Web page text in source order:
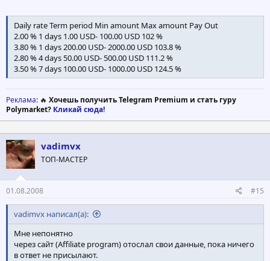
Daily rate Term period Min amount Max amount Pay Out
2.00 % 1 days 1.00 USD- 100.00 USD 102 %
3.80 % 1 days 200.00 USD- 2000.00 USD 103.8 %
2.80 % 4 days 50.00 USD- 500.00 USD 111.2 %
3.50 % 7 days 100.00 USD- 1000.00 USD 124.5 %
Реклама: 🔥 Хочешь получить Telegram Premium и стать гуру
Polymarket? Кликай сюда!
vadimvx
ТОП-МАСТЕР
01.08.2008 #15
vadimvx написал(а):
Мне непонятно
через сайт (Affiliate program) отослал свои данные, пока ничего
в ответ не присылают.